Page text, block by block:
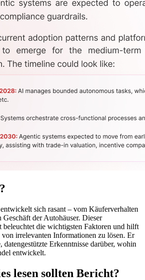
sich rasant – vom Käuferverhalten
der Autohäuser. Dieser
die wichtigsten Faktoren und hilft
irrelevanten Informationen zu lösen. Er
datengestützte Erkenntnisse darüber, wohin
entwickelt.
lesen sollten Bericht?